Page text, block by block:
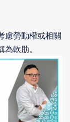
慮勞動權或相關
軟肋。